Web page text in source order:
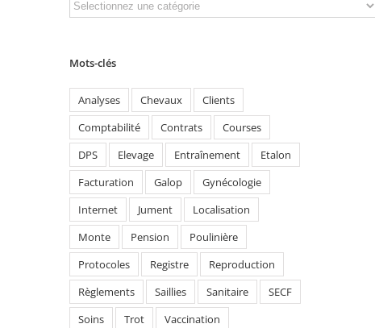
Mots-clés
Analyses Chevaux
Clients
Comptabilité
Contrats
Courses
DPS
Elevage Entraînement
Etalon
Facturation
Galop
Gynécologie
Internet
Jument
Localisation
Monte
Pension
Poulinière
Protocoles
Registre
Reproduction
Règlements
Saillies Sanitaire
SECF
Soins
Trot Vaccination